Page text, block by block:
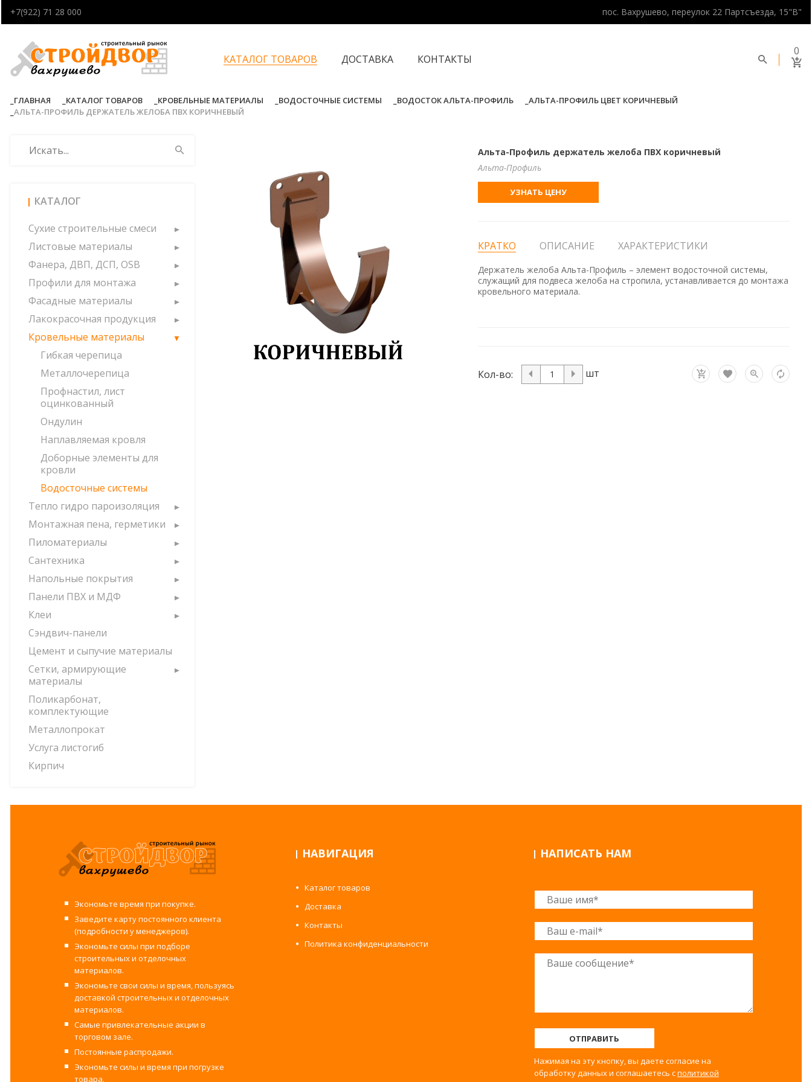
+7(922) 71 28 000 пос. Вахрушево, переулок 22 Партсъезда, 15"В"
КАТАЛОГ ТОВАРОВ ДОСТАВКА КОНТАКТЫ
0
ГЛАВНАЯ КАТАЛОГ ТОВАРОВ КРОВЕЛЬНЫЕ МАТЕРИАЛЫ ВОДОСТОЧНЫЕ СИСТЕМЫ ВОДОСТОК АЛЬТА-ПРОФИЛЬ
АЛЬТА-ПРОФИЛЬ ЦВЕТ КОРИЧНЕВЫЙ
АЛЬТА-ПРОФИЛЬ ДЕРЖАТЕЛЬ ЖЕЛОБА ПВХ КОРИЧНЕВЫЙ
КАТАЛОГ
Сухие строительные смеси
Листовые материалы
Фанера, ДВП, ДСП, OSB
Профили для монтажа
Фасадные материалы
Лакокрасочная продукция
Кровельные материалы
Гибкая черепица
Металлочерепица
Профнастил, лист
оцинкованный
Ондулин
Наплавляемая кровля
Доборные элементы для
кровли
Водосточные системы
Тепло гидро пароизоляция
Монтажная пена, герметики
Пиломатериалы
Сантехника
Напольные покрытия
Панели ПВХ и МДФ
Клеи
Сэндвич-панели
Цемент и сыпучие материалы
Сетки, армирующие
материалы
Поликарбонат,
комплектующие
Металлопрокат
Услуга листогиб
Кирпич
Альта-Профиль держатель желоба ПВХ коричневый
Альта-Профиль
УЗНАТЬ ЦЕНУ
КРАТКО ОПИСАНИЕ ХАРАКТЕРИСТИКИ
Держатель желоба Альта-Профиль – элемент водосточной системы,
служащий для подвеса желоба на стропила, устанавливается до монтажа
кровельного материала.
Кол-во: шт
Экономьте время при покупке.
Заведите карту постоянного клиента
(подробности у менеджеров).
Экономьте силы при подборе
строительных и отделочных
материалов.
Экономьте свои силы и время, пользуясь
доставкой строительных и отделочных
материалов.
Самые привлекательные акции в
торговом зале.
Постоянные распродажи.
Экономьте силы и время при погрузке
товара.
НАВИГАЦИЯ
Каталог товаров
Доставка
Контакты
Политика конфиденциальности
НАПИСАТЬ НАМ
ОТПРАВИТЬ
Нажимая на эту кнопку, вы даете согласие на
обработку данных и соглашаетесь сполитикой